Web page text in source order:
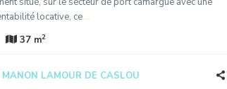
locative, ce ...
37 m2
MANON LAMOUR DE CASLOU